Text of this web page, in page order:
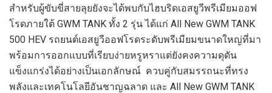
สำหรับผู้ขับขี่สายลุยยังจะได้พบกับไฮบริดเอสยูวีพรีเมียมออฟ
โรดภายใต้ GWM TANK ทั้ง 2 รุ่น ได้แก่ All New GWM TANK
500 HEV รถยนต์เอสยูวีออฟโรดระดับพรีเมียมขนาดใหญ่ที่มา
พร้อมการออกแบบที่เรียบง่ายหรูหราแต่ยังคงความดุดัน
แข็งแกร่งได้อย่างเป็นเอกลักษณ์ ควบคู่กับสมรรถนะที่ทรง
พลังและเทคโนโลยีอันชาญฉลาด และ All New GWM TANK